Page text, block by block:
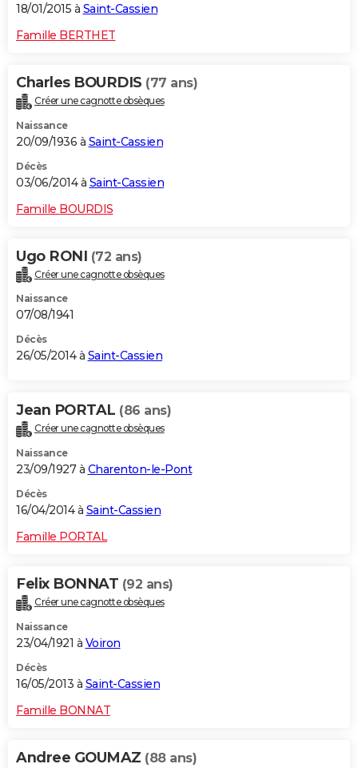
18/01/2015 à Saint-Cassien
Famille BERTHET
Charles BOURDIS (77 ans)
Créer une cagnotte obsèques
Naissance
20/09/1936 à Saint-Cassien
Décès
03/06/2014 à Saint-Cassien
Famille BOURDIS
Ugo RONI (72 ans)
Créer une cagnotte obsèques
Naissance
07/08/1941
Décès
26/05/2014 à Saint-Cassien
Jean PORTAL (86 ans)
Créer une cagnotte obsèques
Naissance
23/09/1927 à Charenton-le-Pont
Décès
16/04/2014 à Saint-Cassien
Famille PORTAL
Felix BONNAT (92 ans)
Créer une cagnotte obsèques
Naissance
23/04/1921 à Voiron
Décès
16/05/2013 à Saint-Cassien
Famille BONNAT
Andree GOUMAZ (88 ans)